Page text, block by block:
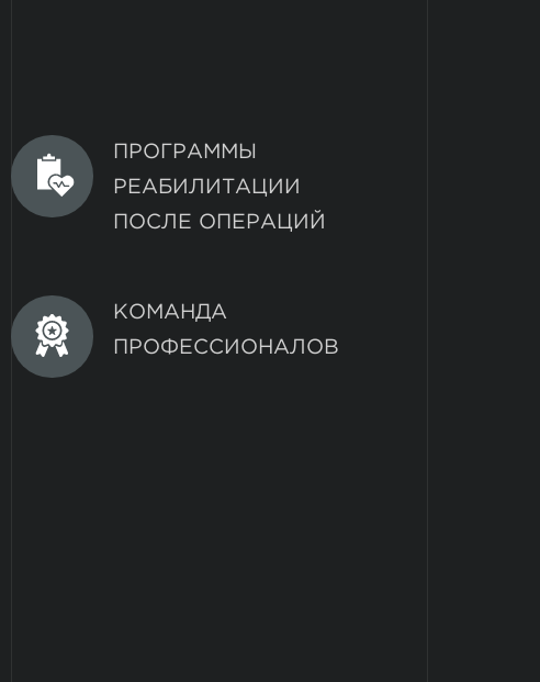
ПРОГРАММЫ
РЕАБИЛИТАЦИИ
ПОСЛЕ ОПЕРАЦИЙ
КОМАНДА
ПРОФЕССИОНАЛОВ